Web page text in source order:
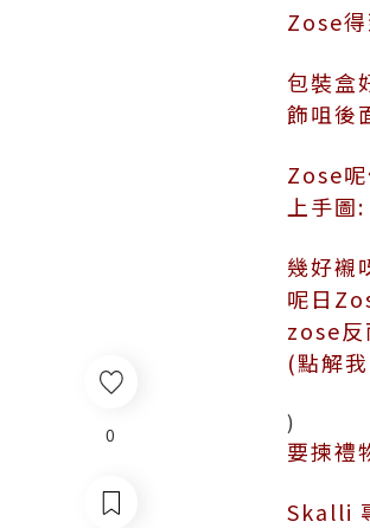
0
Zose
包裝
飾咀後
Zose
上手圖:
幾好襯
呢日
zose
(點解
)
要揀禮
Skalli